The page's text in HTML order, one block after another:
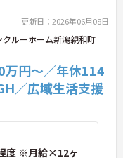
更新日：2026年06月08日
ルーホーム新潟親和町
万円～／年休114
／広域生活支援
度 ※月給×12ヶ